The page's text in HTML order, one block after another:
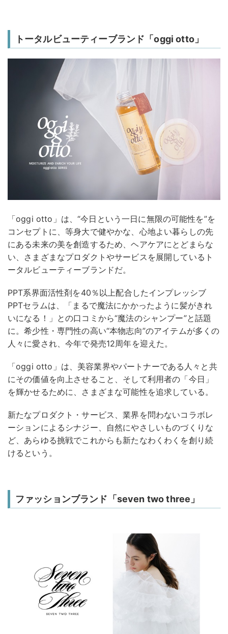
トータルビューティーブランド「oggi otto」
「oggi otto」は、“今日という一日に無限の可能性を”を
コンセプトに、等身大で健やかな、心地よい暮らしの先
にある未来の美を創造するため、ヘアケアにとどまらな
い、さまざまなプロダクトやサービスを展開しているト
ータルビューティーブランドだ。
PPT系界面活性剤を40％以上配合したインプレッシブ
PPTセラムは、「まるで魔法にかかったように髪がきれ
いになる！」との口コミから“魔法のシャンプー”と話題
に。希少性・専門性の高い“本物志向”のアイテムが多くの
人々に愛され、今年で発売12周年を迎えた。
「oggi otto」は、美容業界やパートナーである人々と共
にその価値を向上させること、そして利用者の「今⽇」
を輝かせるために、さまざまな可能性を追求している。
新たなプロダクト・サービス、業界を問わないコラボレ
ーションによるシナジー、⾃然にやさしいものづくりな
ど、あらゆる挑戦でこれからも新たなわくわくを創り続
けるという。
ファッションブランド「seven two three」